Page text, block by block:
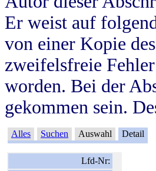
Er weist auf
von einer Kopie
zweifelsfreie
worden. Bei der
gekommen sein.
Alles Suchen Auswahl Detail
Lfd-Nr: